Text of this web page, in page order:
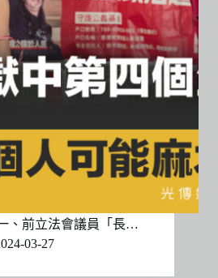
、前立法會議員「長…
03-27